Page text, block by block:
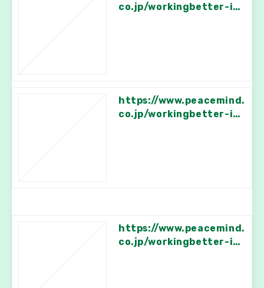
co.jp/workingbetter-inf
https://www.peacemind.
co.jp/workingbetter-inf
https://www.peacemind.
co.jp/workingbetter-inf